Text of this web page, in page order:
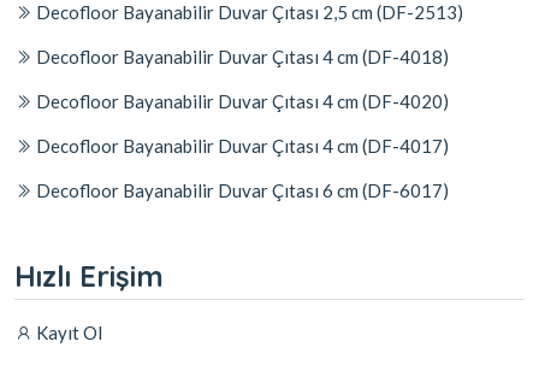
Decofloor Bayanabilir Duvar Çıtası 2,5 cm (DF-2513)
Decofloor Bayanabilir Duvar Çıtası 4 cm (DF-4018)
Decofloor Bayanabilir Duvar Çıtası 4 cm (DF-4020)
Decofloor Bayanabilir Duvar Çıtası 4 cm (DF-4017)
Decofloor Bayanabilir Duvar Çıtası 6 cm (DF-6017)
Hızlı Erişim
Kayıt Ol